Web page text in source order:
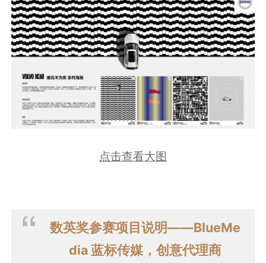
点击查看大图
数英奖参赛项目说明——BlueMe
dia 蓝标传媒，创意代理商